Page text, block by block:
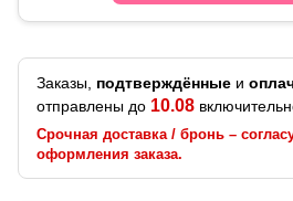
Заказы, подтверждённые и
отправлены до 10.08
Срочная доставка / бронь –
оформления заказа.